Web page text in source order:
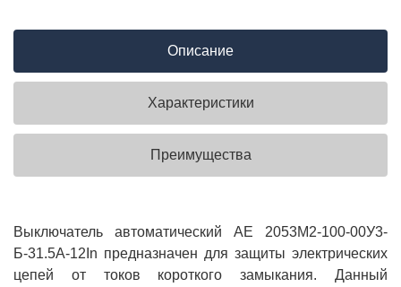
Описание
Характеристики
Преимущества
Выключатель автоматический АЕ 2053M2-100-00У3-
Б-31.5А-12In предназначен для защиты электрических
цепей от токов короткого замыкания. Данный